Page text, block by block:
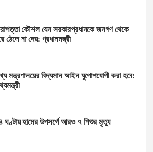
কৌশল যেন সরকারপ্রধানকে জনগণ থেকে
ঠেলে না দেয়: প্রধানমন্ত্রী
মন্ত্রণালয়ের বিদ্যমান আইন যুগোপযোগী করা হবে:
ঘণ্টায় হামের উপসর্গে আরও ৭ শিশুর মৃত্যু